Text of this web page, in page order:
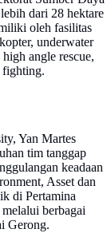
dari 28 hektare
oleh fasilitas
underwater
angle rescue,
fighting.
Yan Martes
tim tanggap
keadaan
Asset dan
di Pertamina
berbagai
Gerong.